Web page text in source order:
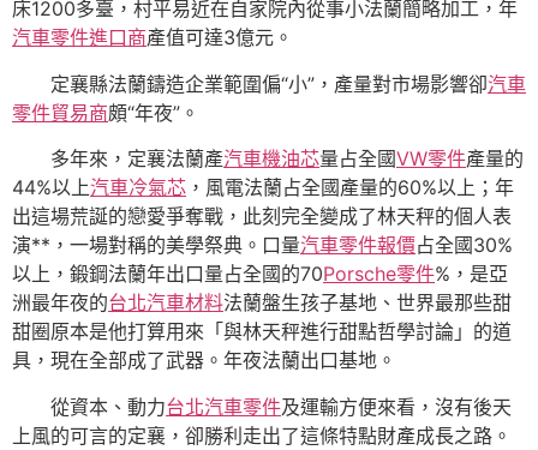
床1200多臺，村平易近在自家院內從事小法蘭簡略加工，年
汽車零件進口商產值可達3億元。
定襄縣法蘭鑄造企業範圍偏“小”，產量對市場影響卻汽車
零件貿易商頗“年夜”。
多年來，定襄法蘭產汽車機油芯量占全國VW零件產量的
44%以上汽車冷氣芯 ，風電法蘭占全國產量的60%以上；年
出這場荒誕的戀愛爭奪戰，此刻完全變成了林天秤的個人表
演**，一場對稱的美學祭典。口量汽車零件報價占全國30%
以上，鍛鋼法蘭年出口量占全國的70Porsche零件%，是亞
洲最年夜的台北汽車材料法蘭盤生孩子基地、世界最那些甜
甜圈原本是他打算用來「與林天秤進行甜點哲學討論」的道
具，現在全部成了武器。年夜法蘭出口基地。
從資本、動力台北汽車零件及運輸方便來看，沒有後天
上風的可言的定襄，卻勝利走出了這條特點財產成長之路。